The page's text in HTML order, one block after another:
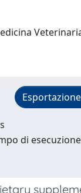
Esportazione
di